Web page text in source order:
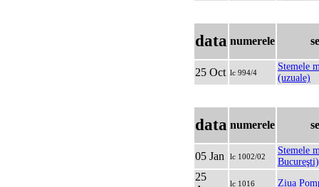
data numerele
25 Oct lc 994/4
Stemele
(uzuale)
data numerele
05 Jan lc 1002/02
Stemele
25
lc 1016 Ziua